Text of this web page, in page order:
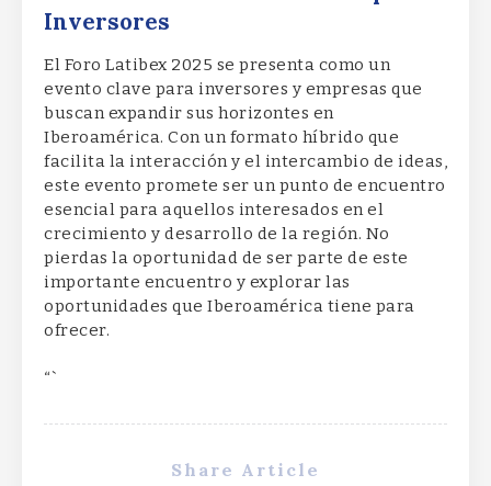
Inversores
El Foro Latibex 2025 se presenta como un
evento clave para inversores y empresas que
buscan expandir sus horizontes en
Iberoamérica. Con un formato híbrido que
facilita la interacción y el intercambio de ideas,
este evento promete ser un punto de encuentro
esencial para aquellos interesados en el
crecimiento y desarrollo de la región. No
pierdas la oportunidad de ser parte de este
importante encuentro y explorar las
oportunidades que Iberoamérica tiene para
ofrecer.
“`
Share Article